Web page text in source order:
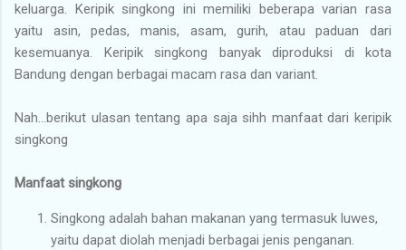
keluarga. Keripik singkong ini memiliki beberapa varian rasa
yaitu asin, pedas, manis, asam, gurih, atau paduan dari
kesemuanya. Keripik singkong banyak diproduksi di kota
Bandung dengan berbagai macam rasa dan variant.
Nah...berikut ulasan tentang apa saja sihh manfaat dari keripik
singkong
Manfaat singkong
Singkong adalah bahan makanan yang termasuk luwes,
yaitu dapat diolah menjadi berbagai jenis penganan.